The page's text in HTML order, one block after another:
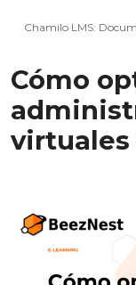
Chamilo LMS:
Cómo
virtuales